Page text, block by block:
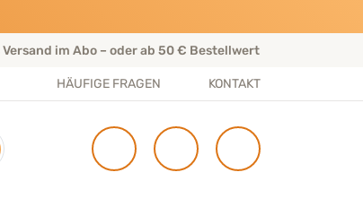
im Abo – oder ab 50 € Bestellwert
HÄUFIGE FRAGEN KONTAKT